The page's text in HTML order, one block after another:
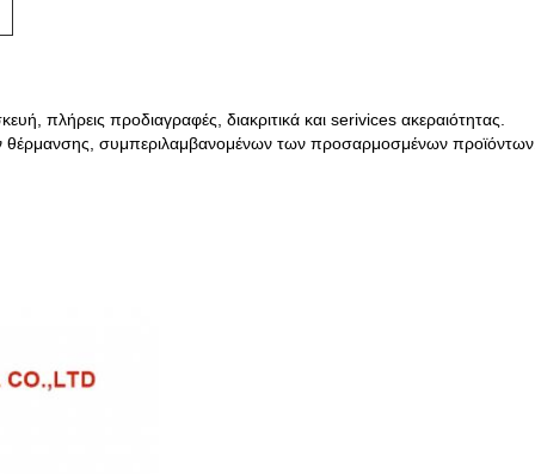
πλήρεις προδιαγραφές, διακριτικά και serivices ακεραιότητας.
θέρμανσης, συμπεριλαμβανομένων των προσαρμοσμένων προϊόντων.